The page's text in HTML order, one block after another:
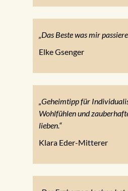
„Das Beste was mir
Elke Gsenger
„Geheimtipp für
Wohlfühlen und
lieben.“
Klara Eder-Mitterer